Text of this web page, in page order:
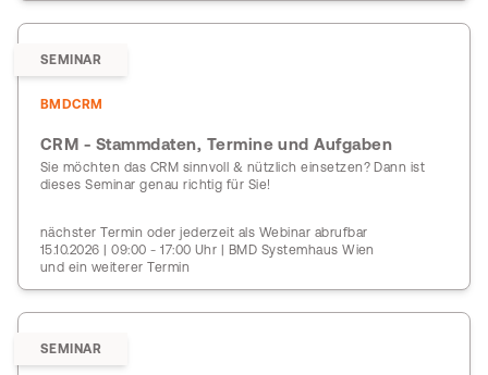
SEMINAR
BMDCRM
CRM - Stammdaten, Termine und Aufgaben
Sie möchten das CRM sinnvoll & nützlich einsetzen? Dann ist
dieses Seminar genau richtig für Sie!
nächster Termin oder jederzeit als Webinar abrufbar
15.10.2026 | 09:00 - 17:00 Uhr | BMD Systemhaus Wien
und ein weiterer Termin
SEMINAR